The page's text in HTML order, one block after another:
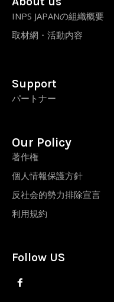
INPS JAPANの組織概要
取材網・活動内容
Support
パートナー
Our Policy
著作権
個人情報保護方針
反社会的勢力排除宣言
利用規約
Follow US